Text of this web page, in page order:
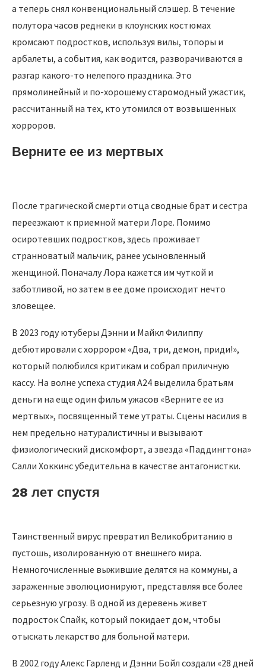
а теперь снял конвенциональный слэшер. В течение
полутора часов реднеки в клоунских костюмах
кромсают подростков, используя вилы, топоры и
арбалеты, а события, как водится, разворачиваются в
разгар какого-то нелепого праздника. Это
прямолинейный и по-хорошему старомодный ужастик,
рассчитанный на тех, кто утомился от возвышенных
хорроров.
Верните ее из мертвых
После трагической смерти отца сводные брат и сестра
переезжают к приемной матери Лоре. Помимо
осиротевших подростков, здесь проживает
странноватый мальчик, ранее усыновленный
женщиной. Поначалу Лора кажется им чуткой и
заботливой, но затем в ее доме происходит нечто
зловещее.
В 2023 году ютуберы Дэнни и Майкл Филиппу
дебютировали с хоррором «Два, три, демон, приди!»,
который полюбился критикам и собрал приличную
кассу. На волне успеха студия A24 выделила братьям
деньги на еще один фильм ужасов «Верните ее из
мертвых», посвященный теме утраты. Сцены насилия в
нем предельно натуралистичны и вызывают
физиологический дискомфорт, а звезда «Паддингтона»
Салли Хоккинс убедительна в качестве антагонистки.
28 лет спустя
Таинственный вирус превратил Великобританию в
пустошь, изолированную от внешнего мира.
Немногочисленные выжившие делятся на коммуны, а
зараженные эволюционируют, представляя все более
серьезную угрозу. В одной из деревень живет
подросток Спайк, который покидает дом, чтобы
отыскать лекарство для больной матери.
В 2002 году Алекс Гарленд и Дэнни Бойл создали «28 дней